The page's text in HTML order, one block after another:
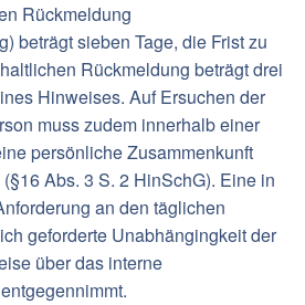
Rückmeldung
beträgt sieben Tage, die Frist zu
Rückmeldung beträgt drei
Hinweises. Auf Ersuchen der
muss zudem innerhalb einer
persönliche Zusammenkunft
Abs. 3 S. 2 HinSchG). Eine in
an den täglichen
geforderte Unabhängingkeit der
über das interne